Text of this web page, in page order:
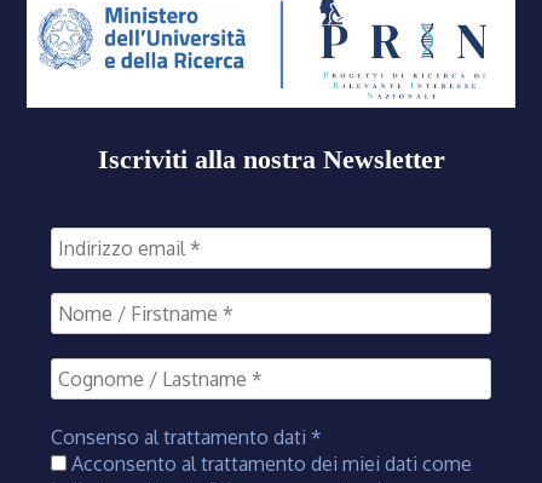
Iscriviti alla nostra Newsletter
Consenso al trattamento dati *
Acconsento al trattamento dei miei dati come